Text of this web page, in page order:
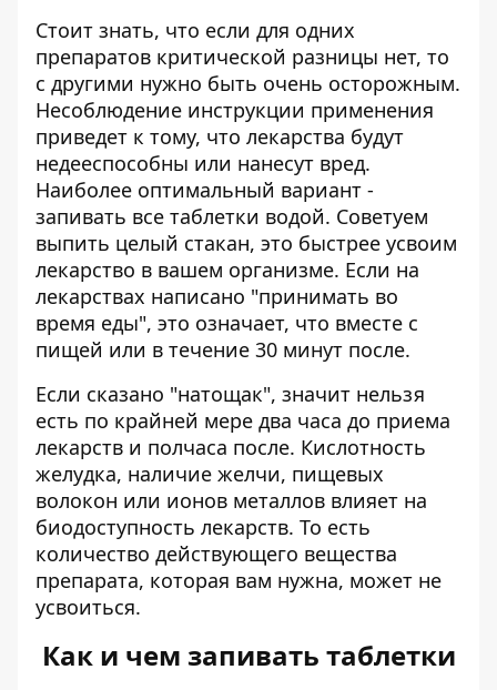
Стоит знать, что если для одних
препаратов критической разницы нет, то
с другими нужно быть очень осторожным.
Несоблюдение инструкции применения
приведет к тому, что лекарства будут
недееспособны или нанесут вред.
Наиболее оптимальный вариант -
запивать все таблетки водой. Советуем
выпить целый стакан, это быстрее усвоим
лекарство в вашем организме. Если на
лекарствах написано "принимать во
время еды", это означает, что вместе с
пищей или в течение 30 минут после.
Если сказано "натощак", значит нельзя
есть по крайней мере два часа до приема
лекарств и полчаса после. Кислотность
желудка, наличие желчи, пищевых
волокон или ионов металлов влияет на
биодоступность лекарств. То есть
количество действующего вещества
препарата, которая вам нужна, может не
усвоиться.
Как и чем запивать таблетки